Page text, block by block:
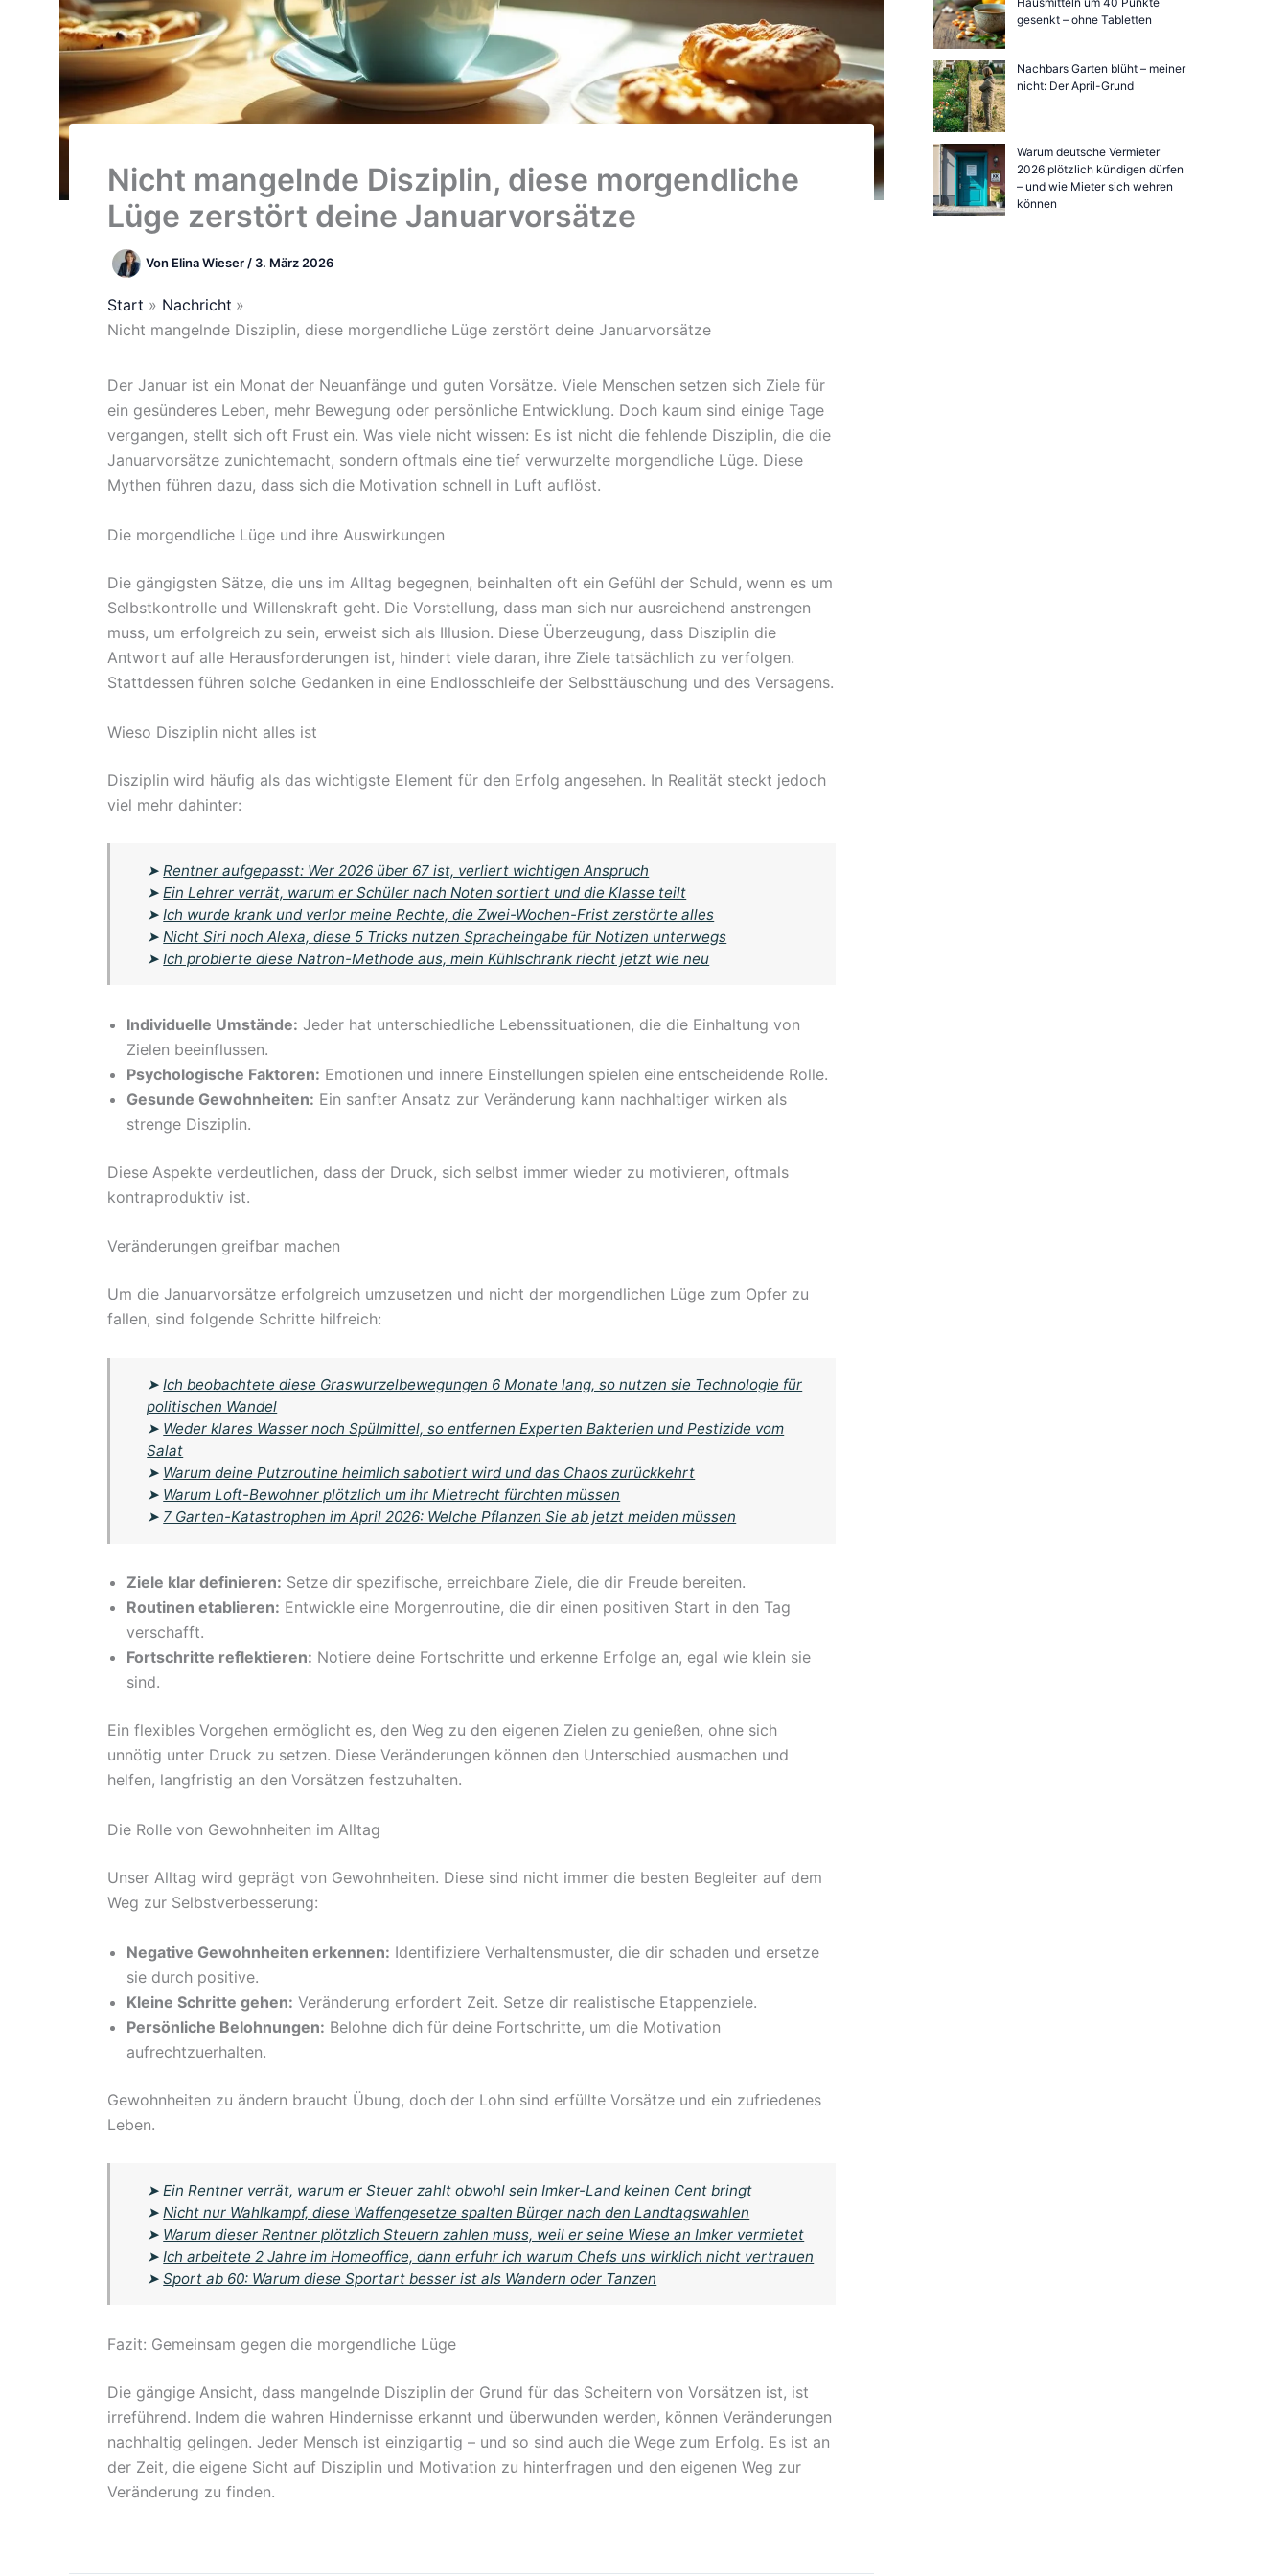
Nicht mangelnde Disziplin, diese morgendliche
Lüge zerstört deine Januarvorsätze
Von Elina Wieser / 3. März 2026
Start
Nachricht
Nicht mangelnde Disziplin, diese morgendliche Lüge zerstört deine Januarvorsätze
Der Januar ist ein Monat der Neuanfänge und guten Vorsätze. Viele Menschen setzen sich Ziele für
ein gesünderes Leben, mehr Bewegung oder persönliche Entwicklung. Doch kaum sind einige Tage
vergangen, stellt sich oft Frust ein. Was viele nicht wissen: Es ist nicht die fehlende Disziplin, die die
Januarvorsätze zunichtemacht, sondern oftmals eine tief verwurzelte morgendliche Lüge. Diese
Mythen führen dazu, dass sich die Motivation schnell in Luft auflöst.
Die morgendliche Lüge und ihre Auswirkungen
Die gängigsten Sätze, die uns im Alltag begegnen, beinhalten oft ein Gefühl der Schuld, wenn es um
Selbstkontrolle und Willenskraft geht. Die Vorstellung, dass man sich nur ausreichend anstrengen
muss, um erfolgreich zu sein, erweist sich als Illusion. Diese Überzeugung, dass Disziplin die
Antwort auf alle Herausforderungen ist, hindert viele daran, ihre Ziele tatsächlich zu verfolgen.
Stattdessen führen solche Gedanken in eine Endlosschleife der Selbsttäuschung und des Versagens.
Wieso Disziplin nicht alles ist
Disziplin wird häufig als das wichtigste Element für den Erfolg angesehen. In Realität steckt jedoch
viel mehr dahinter:
➤Rentner aufgepasst: Wer 2026 über 67 ist, verliert wichtigen Anspruch
➤Ein Lehrer verrät, warum er Schüler nach Noten sortiert und die Klasse teilt
➤Ich wurde krank und verlor meine Rechte, die Zwei-Wochen-Frist zerstörte alles
➤Nicht Siri noch Alexa, diese 5 Tricks nutzen Spracheingabe für Notizen unterwegs
➤Ich probierte diese Natron-Methode aus, mein Kühlschrank riecht jetzt wie neu
Individuelle Umstände: Jeder hat unterschiedliche Lebenssituationen, die die Einhaltung von
Zielen beeinflussen.
Psychologische Faktoren: Emotionen und innere Einstellungen spielen eine entscheidende Rolle.
Gesunde Gewohnheiten: Ein sanfter Ansatz zur Veränderung kann nachhaltiger wirken als
strenge Disziplin.
Diese Aspekte verdeutlichen, dass der Druck, sich selbst immer wieder zu motivieren, oftmals
kontraproduktiv ist.
Veränderungen greifbar machen
Um die Januarvorsätze erfolgreich umzusetzen und nicht der morgendlichen Lüge zum Opfer zu
fallen, sind folgende Schritte hilfreich:
➤Ich beobachtete diese Graswurzelbewegungen 6 Monate lang, so nutzen sie Technologie für
politischen Wandel
➤ Weder klares Wasser noch Spülmittel, so entfernen Experten Bakterien und Pestizide vom
Salat
➤ Warum deine Putzroutine heimlich sabotiert wird und das Chaos zurückkehrt
➤ Warum Loft-Bewohner plötzlich um ihr Mietrecht fürchten müssen
➤ 7 Garten-Katastrophen im April 2026: Welche Pflanzen Sie ab jetzt meiden müssen
Ziele klar definieren: Setze dir spezifische, erreichbare Ziele, die dir Freude bereiten.
Routinen etablieren: Entwickle eine Morgenroutine, die dir einen positiven Start in den Tag
verschafft.
Fortschritte reflektieren: Notiere deine Fortschritte und erkenne Erfolge an, egal wie klein sie
sind.
Ein flexibles Vorgehen ermöglicht es, den Weg zu den eigenen Zielen zu genießen, ohne sich
unnötig unter Druck zu setzen. Diese Veränderungen können den Unterschied ausmachen und
helfen, langfristig an den Vorsätzen festzuhalten.
Die Rolle von Gewohnheiten im Alltag
Unser Alltag wird geprägt von Gewohnheiten. Diese sind nicht immer die besten Begleiter auf dem
Weg zur Selbstverbesserung:
Negative Gewohnheiten erkennen: Identifiziere Verhaltensmuster, die dir schaden und ersetze
sie durch positive.
Kleine Schritte gehen: Veränderung erfordert Zeit. Setze dir realistische Etappenziele.
Persönliche Belohnungen: Belohne dich für deine Fortschritte, um die Motivation
aufrechtzuerhalten.
Gewohnheiten zu ändern braucht Übung, doch der Lohn sind erfüllte Vorsätze und ein zufriedenes
Leben.
➤Ein Rentner verrät, warum er Steuer zahlt obwohl sein Imker-Land keinen Cent bringt
➤Nicht nur Wahlkampf, diese Waffengesetze spalten Bürger nach den Landtagswahlen
➤ Warum dieser Rentner plötzlich Steuern zahlen muss, weil er seine Wiese an Imker vermietet
➤Ich arbeitete 2 Jahre im Homeoffice, dann erfuhr ich warum Chefs uns wirklich nicht vertrauen
➤Sport ab 60: Warum diese Sportart besser ist als Wandern oder Tanzen
Fazit: Gemeinsam gegen die morgendliche Lüge
Die gängige Ansicht, dass mangelnde Disziplin der Grund für das Scheitern von Vorsätzen ist, ist
irreführend. Indem die wahren Hindernisse erkannt und überwunden werden, können Veränderungen
nachhaltig gelingen. Jeder Mensch ist einzigartig – und so sind auch die Wege zum Erfolg. Es ist an
der Zeit, die eigene Sicht auf Disziplin und Motivation zu hinterfragen und den eigenen Weg zur
Veränderung zu finden.
gesenkt – ohne Tabletten
Nachbars Garten blüht – meiner
nicht: Der April-Grund
Warum deutsche Vermieter
2026 plötzlich kündigen dürfen
– und wie Mieter sich wehren
können